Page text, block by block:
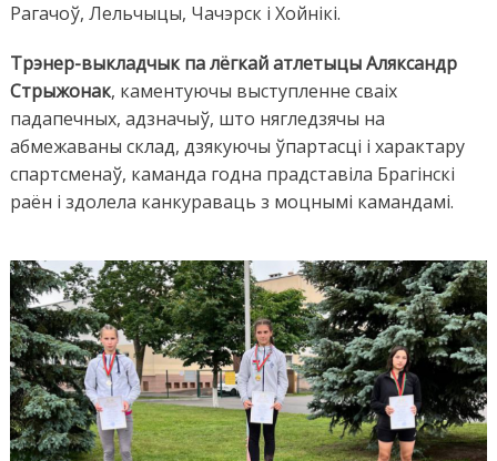
Рагачоў, Лельчыцы, Чачэрск і Хойнікі.
Трэнер-выкладчык па лёгкай атлетыцы Аляксандр
Стрыжонак, каментуючы выступленне сваіх
падапечных, адзначыў, што нягледзячы на
абмежаваны склад, дзякуючы ўпартасці і характару
спартсменаў, каманда годна прадставіла Брагінскі
раён і здолела канкураваць з моцнымі камандамі.